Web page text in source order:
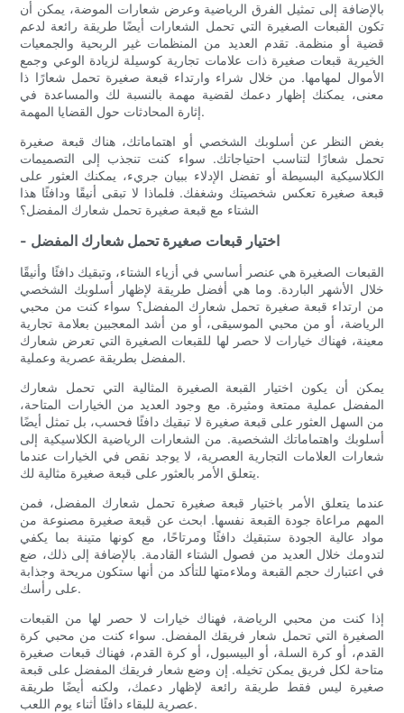
بالإضافة إلى تمثيل الفرق الرياضية وعرض شعارات الموضة، يمكن أن
تكون القبعات الصغيرة التي تحمل الشعارات أيضًا طريقة رائعة لدعم
قضية أو منظمة. تقدم العديد من المنظمات غير الربحية والجمعيات
الخيرية قبعات صغيرة ذات علامات تجارية كوسيلة لزيادة الوعي وجمع
الأموال لمهامها. من خلال شراء وارتداء قبعة صغيرة تحمل شعارًا ذا
معنى، يمكنك إظهار دعمك لقضية مهمة بالنسبة لك والمساعدة في
إثارة المحادثات حول القضايا المهمة.
بغض النظر عن أسلوبك الشخصي أو اهتماماتك، هناك قبعة صغيرة
تحمل شعارًا لتناسب احتياجاتك. سواء كنت تنجذب إلى التصميمات
الكلاسيكية البسيطة أو تفضل الإدلاء ببيان جريء، يمكنك العثور على
قبعة صغيرة تعكس شخصيتك وشغفك. فلماذا لا تبقى أنيقًا ودافئًا هذا
الشتاء مع قبعة صغيرة تحمل شعارك المفضل؟
- اختيار قبعات صغيرة تحمل شعارك المفضل
القبعات الصغيرة هي عنصر أساسي في أزياء الشتاء، وتبقيك دافئًا وأنيقًا
خلال الأشهر الباردة. وما هي أفضل طريقة لإظهار أسلوبك الشخصي
من ارتداء قبعة صغيرة تحمل شعارك المفضل؟ سواء كنت من محبي
الرياضة، أو من محبي الموسيقى، أو من أشد المعجبين بعلامة تجارية
معينة، فهناك خيارات لا حصر لها للقبعات الصغيرة التي تعرض شعارك
المفضل بطريقة عصرية وعملية.
يمكن أن يكون اختيار القبعة الصغيرة المثالية التي تحمل شعارك
المفضل عملية ممتعة ومثيرة. مع وجود العديد من الخيارات المتاحة،
من السهل العثور على قبعة صغيرة لا تبقيك دافئًا فحسب، بل تمثل أيضًا
أسلوبك واهتماماتك الشخصية. من الشعارات الرياضية الكلاسيكية إلى
شعارات العلامات التجارية العصرية، لا يوجد نقص في الخيارات عندما
يتعلق الأمر بالعثور على قبعة صغيرة مثالية لك.
عندما يتعلق الأمر باختيار قبعة صغيرة تحمل شعارك المفضل، فمن
المهم مراعاة جودة القبعة نفسها. ابحث عن قبعة صغيرة مصنوعة من
مواد عالية الجودة ستبقيك دافئًا ومرتاحًا، مع كونها متينة بما يكفي
لتدومك خلال العديد من فصول الشتاء القادمة. بالإضافة إلى ذلك، ضع
في اعتبارك حجم القبعة وملاءمتها للتأكد من أنها ستكون مريحة وجذابة
على رأسك.
إذا كنت من محبي الرياضة، فهناك خيارات لا حصر لها من القبعات
الصغيرة التي تحمل شعار فريقك المفضل. سواء كنت من محبي كرة
القدم، أو كرة السلة، أو البيسبول، أو كرة القدم، فهناك قبعات صغيرة
متاحة لكل فريق يمكن تخيله. إن وضع شعار فريقك المفضل على قبعة
صغيرة ليس فقط طريقة رائعة لإظهار دعمك، ولكنه أيضًا طريقة
عصرية للبقاء دافئًا أثناء يوم اللعب.